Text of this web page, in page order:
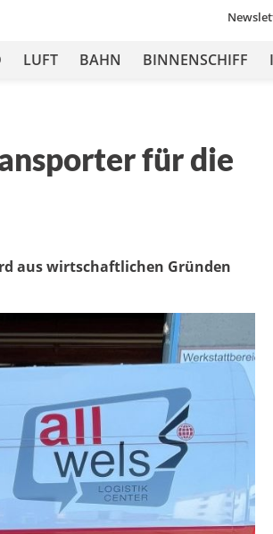
LUFT BAHN BINNENSCHIFF
für die
aus wirtschaftlichen Gründen